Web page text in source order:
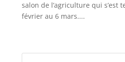
salon de l’agriculture qui s’est
février au 6 mars....